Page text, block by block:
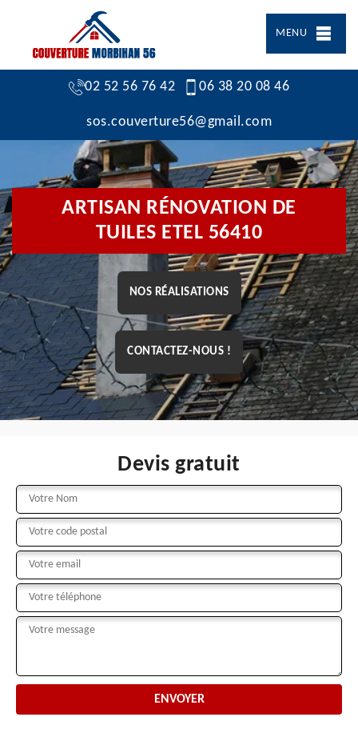
MENU
02 52 56 76 42 06 38 20 08 46
sos.couverture56@gmail.com
ARTISAN RÉNOVATION DE
TUILES ETEL 56410
NOS RÉALISATIONS
CONTACTEZ-NOUS !
Devis gratuit